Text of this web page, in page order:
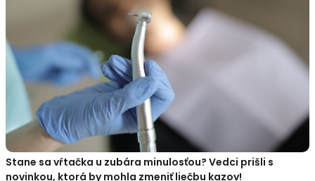
Stane sa vŕtačka u zubára minulosťou? Vedci prišli s
novinkou, ktorá by mohla zmeniť liečbu kazov!